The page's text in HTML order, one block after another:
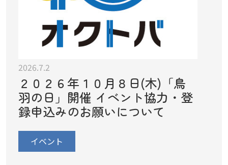
2026.7.2
２０２６年１０月８日(木)「鳥
羽の日」開催 イベント協力・登
録申込みのお願いについて
イベント